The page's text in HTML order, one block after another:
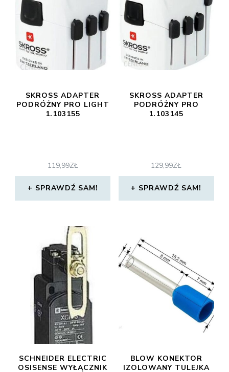
SKROSS ADAPTER
PODRÓŻNY PRO LIGHT
1.103155
119,99ZŁ
SPRAWDŹ SAM!
SKROSS ADAPTER
PODRÓŻNY PRO
1.103145
129,99ZŁ
SPRAWDŹ SAM!
SCHNEIDER ELECTRIC
OSISENSE WYŁĄCZNIK
BLOW KONEKTOR
IZOLOWANY TULEJKA